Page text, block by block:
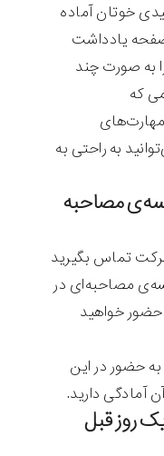
خوتان آماده
یادداشت
به صورت چند
که
به راحتی به
مصاحبه
تماس بگیرید
مصاحبه‌ای در
خواهید
حضور در این
آمادگی دارید.
روز قبل